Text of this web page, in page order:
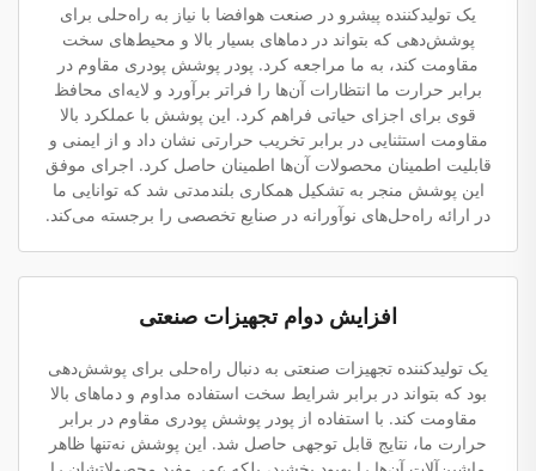
یک تولیدکننده پیشرو در صنعت هوافضا با نیاز به راه‌حلی برای
پوشش‌دهی که بتواند در دماهای بسیار بالا و محیط‌های سخت
مقاومت کند، به ما مراجعه کرد. پودر پوشش پودری مقاوم در
برابر حرارت ما انتظارات آن‌ها را فراتر برآورد و لایه‌ای محافظ
قوی برای اجزای حیاتی فراهم کرد. این پوشش با عملکرد بالا
مقاومت استثنایی در برابر تخریب حرارتی نشان داد و از ایمنی و
قابلیت اطمینان محصولات آن‌ها اطمینان حاصل کرد. اجرای موفق
این پوشش منجر به تشکیل همکاری بلندمدتی شد که توانایی ما
در ارائه راه‌حل‌های نوآورانه در صنایع تخصصی را برجسته می‌کند.
افزایش دوام تجهیزات صنعتی
یک تولیدکننده تجهیزات صنعتی به دنبال راه‌حلی برای پوشش‌دهی
بود که بتواند در برابر شرایط سخت استفاده مداوم و دماهای بالا
مقاومت کند. با استفاده از پودر پوشش پودری مقاوم در برابر
حرارت ما، نتایج قابل توجهی حاصل شد. این پوشش نه‌تنها ظاهر